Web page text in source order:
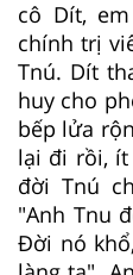
cô Dít,
chính trị
Tnú. Dít
huy cho
bếp lửa
lại đi rồi, ít
đời Tnú
"Anh Tnu
Đời nó